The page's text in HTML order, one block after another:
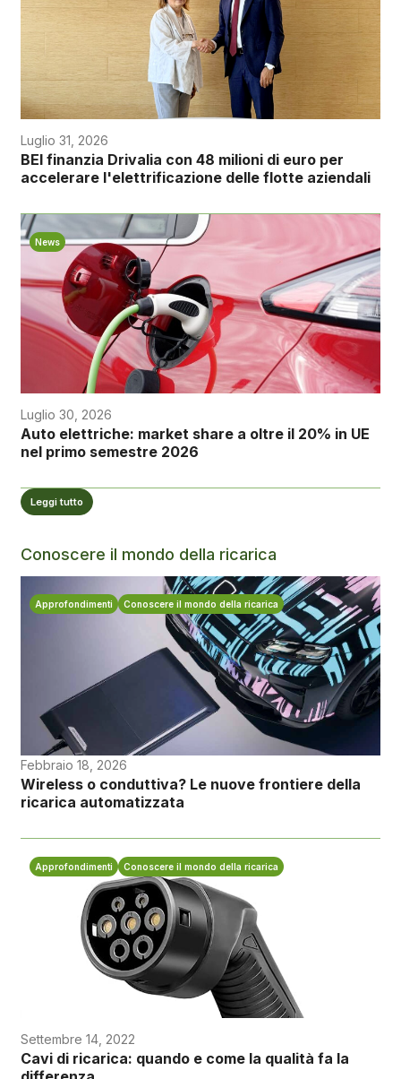
Luglio 31, 2026
BEI finanzia Drivalia con 48 milioni di euro per
accelerare l'elettrificazione delle flotte aziendali
News
Luglio 30, 2026
Auto elettriche: market share a oltre il 20% in UE
nel primo semestre 2026
Leggi tutto
Conoscere il mondo della ricarica
Approfondimenti Conoscere il mondo della ricarica
Febbraio 18, 2026
Wireless o conduttiva? Le nuove frontiere della
ricarica automatizzata
Approfondimenti Conoscere il mondo della ricarica
Settembre 14, 2022
Cavi di ricarica: quando e come la qualità fa la